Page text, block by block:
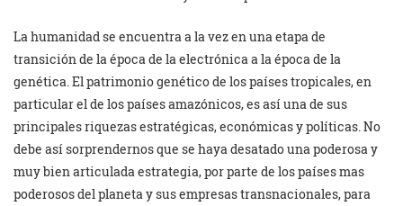
La humanidad se encuentra a la vez en una etapa de
transición de la época de la electrónica a la época de la
genética. El patrimonio genético de los países tropicales, en
particular el de los países amazónicos, es así una de sus
principales riquezas estratégicas, económicas y políticas. No
debe así sorprendernos que se haya desatado una poderosa y
muy bien articulada estrategia, por parte de los países mas
poderosos del planeta y sus empresas transnacionales, para